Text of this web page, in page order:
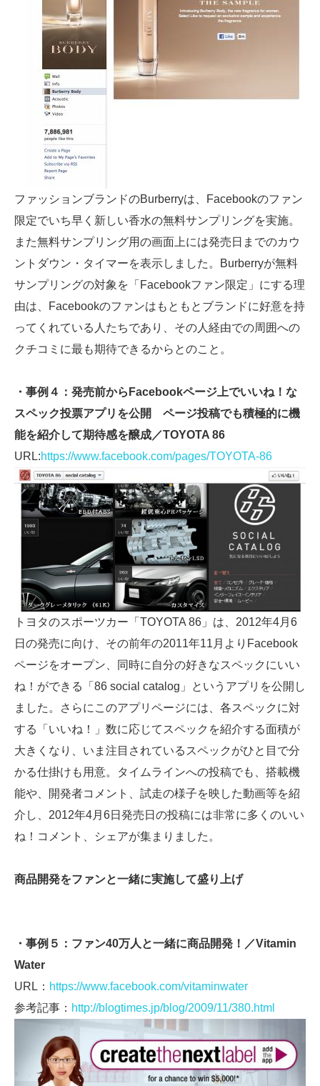
ファッションブランドのBurberryは、Facebookのファン
限定でいち早く新しい香水の無料サンプリングを実施。
また無料サンプリング用の画面上には発売日までのカウ
ントダウン・タイマーを表示しました。Burberryが無料
サンプリングの対象を「Facebookファン限定」にする理
由は、Facebookのファンはもともとブランドに好意を持
ってくれている人たちであり、その人経由での周囲への
クチコミに最も期待できるからとのこと。
・事例４：発売前からFacebookページ上でいいね！な
スペック投票アプリを公開 ページ投稿でも積極的に機
能を紹介して期待感を醸成／TOYOTA 86
URL:https://www.facebook.com/pages/TOYOTA-86
トヨタのスポーツカー「TOYOTA 86」は、2012年4月6
日の発売に向け、その前年の2011年11月よりFacebook
ページをオープン、同時に自分の好きなスペックにいい
ね！ができる「86 social catalog」というアプリを公開し
ました。さらにこのアプリページには、各スペックに対
する「いいね！」数に応じてスペックを紹介する面積が
大きくなり、いま注目されているスペックがひと目で分
かる仕掛けも用意。タイムラインへの投稿でも、搭載機
能や、開発者コメント、試走の様子を映した動画等を紹
介し、2012年4月6日発売日の投稿には非常に多くのいい
ね！コメント、シェアが集まりました。
商品開発をファンと一緒に実施して盛り上げ
・事例５：ファン40万人と一緒に商品開発！／Vitamin
Water
URL： https://www.facebook.com/vitaminwater
参考記事： http://blogtimes.jp/blog/2009/11/380.html